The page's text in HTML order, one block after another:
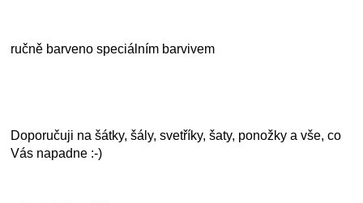
ručně barveno speciálním barvivem
Doporučuji na šátky, šály, svetříky, šaty, ponožky a vše, co
Vás napadne :-)